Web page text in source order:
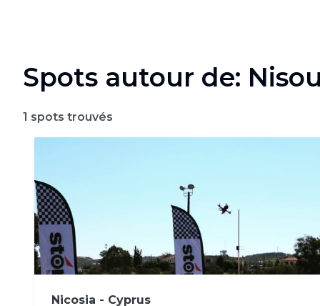
Spots autour de:
1 spots trouvés
Nicosia - Cyprus